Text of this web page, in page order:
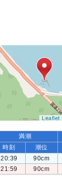
Leaflet
満潮
時刻 潮位
20:39 90cm
21:59 90cm